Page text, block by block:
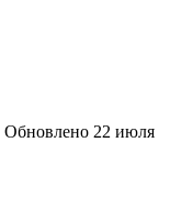
Обновлено 22 июля